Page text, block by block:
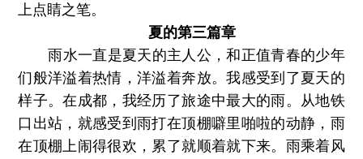
上点睛之笔。
夏的第三篇章
雨水一直是夏天的主人公，和正值青春的少年
们般洋溢着热情，洋溢着奔放。我感受到了夏天的
样子。在成都，我经历了旅途中最大的雨。从地铁
口出站，就感受到雨打在顶棚噼里啪啦的动静，雨
在顶棚上闹得很欢，累了就顺着就下来。雨乘着风